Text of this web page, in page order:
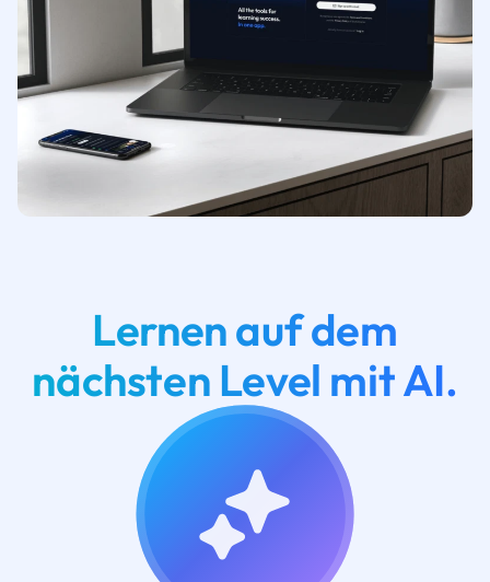
Lernen auf dem
nächsten Level mit AI.